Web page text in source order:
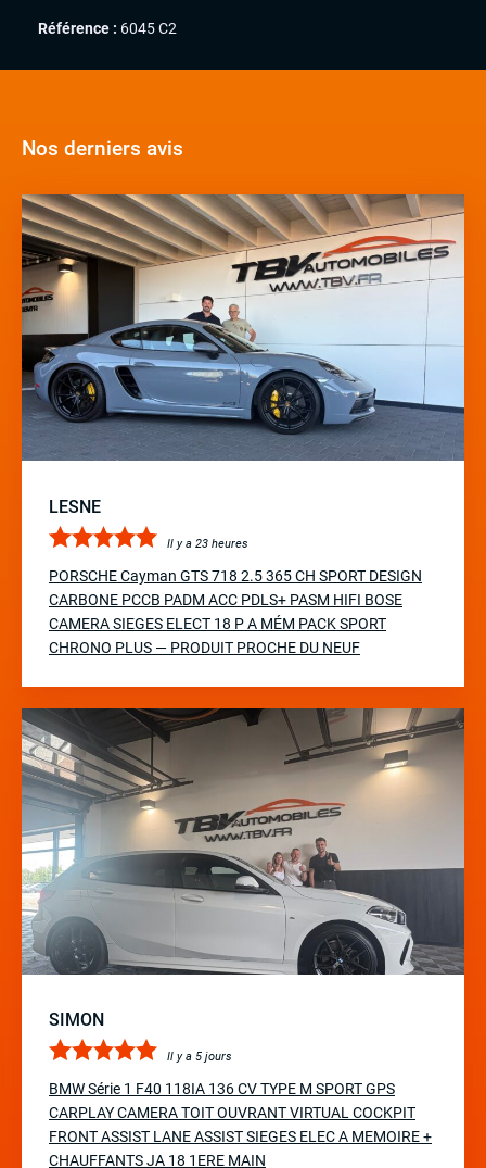
Référence : 6045 C2
Nos derniers avis
LESNE
Il y a 23 heures
PORSCHE Cayman GTS 718 2.5 365 CH SPORT DESIGN
CARBONE PCCB PADM ACC PDLS+ PASM HIFI BOSE
CAMERA SIEGES ELECT 18 P A MÉM PACK SPORT
CHRONO PLUS — PRODUIT PROCHE DU NEUF
SIMON
Il y a 5 jours
BMW Série 1 F40 118IA 136 CV TYPE M SPORT GPS
CARPLAY CAMERA TOIT OUVRANT VIRTUAL COCKPIT
FRONT ASSIST LANE ASSIST SIEGES ELEC A MEMOIRE +
CHAUFFANTS JA 18 1ERE MAIN